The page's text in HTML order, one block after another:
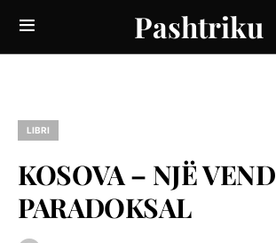
Pashtriku
LIBRI
KOSOVA – NJË VEND
PARADOKSAL